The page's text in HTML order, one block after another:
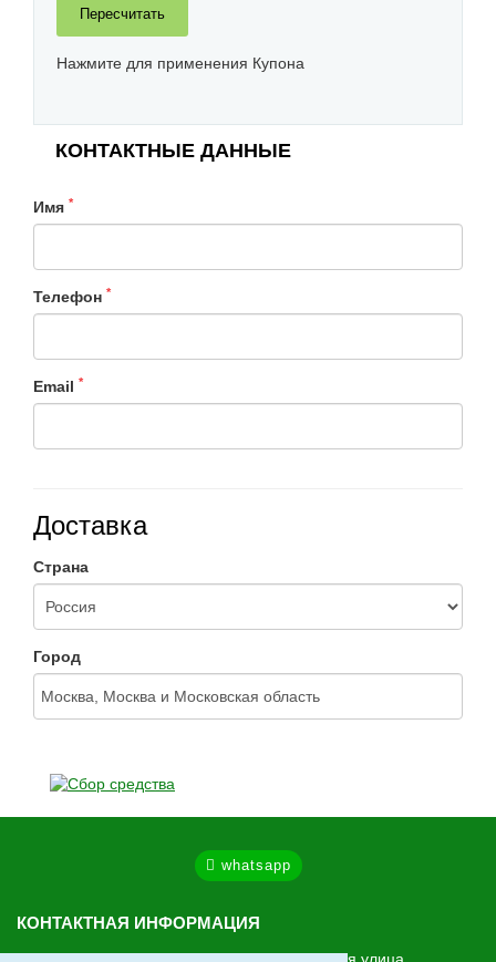
Нажмите для применения Купона
КОНТАКТНЫЕ ДАННЫЕ
Имя *
Телефон *
Email *
Доставка
Страна
Город
whatsapp
КОНТАКТНАЯ ИНФОРМАЦИЯ